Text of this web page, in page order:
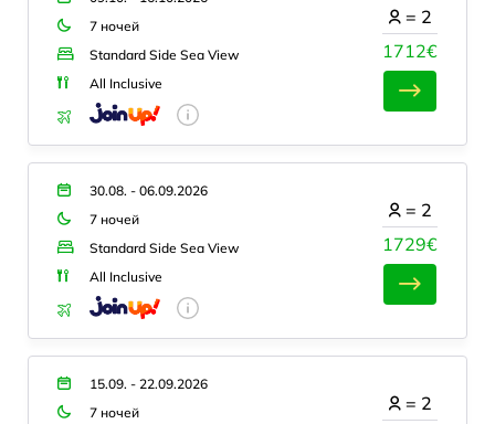
7 ночей
Standard Side Sea View
All Inclusive
1712€
= 2
30.08. - 06.09.2026
7 ночей
Standard Side Sea View
All Inclusive
1729€
= 2
15.09. - 22.09.2026
7 ночей
= 2